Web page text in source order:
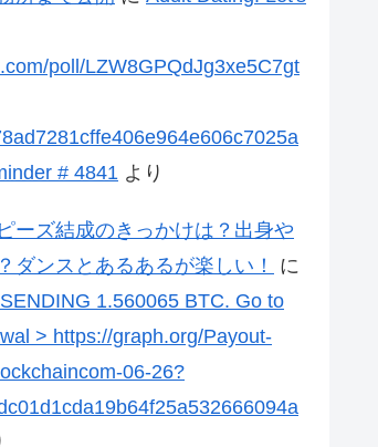
poll/LZW8GPQdJg3xe5C7gt
# 4841 より
ーズ結成のきっかけは？出身や
ダンスとあるあるが楽しい！
に
1.560065 BTC. Go to
> https://graph.org/Payout-
06-26?